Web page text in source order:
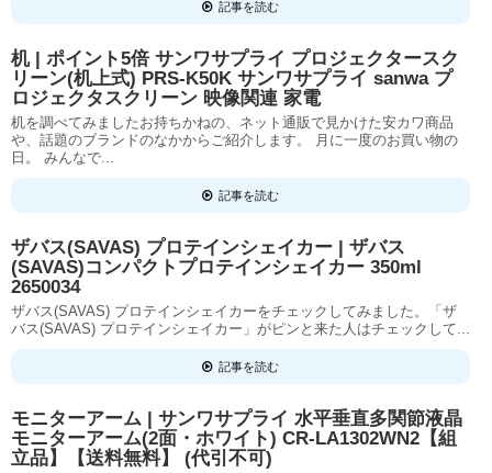
記事を読む
机 | ポイント5倍 サンワサプライ プロジェクタースク
リーン(机上式) PRS-K50K サンワサプライ sanwa プ
ロジェクタスクリーン 映像関連 家電
机を調べてみましたお持ちかねの、ネット通販で見かけた安カワ商品
や、話題のブランドのなかからご紹介します。 月に一度のお買い物の
日。 みんなで...
記事を読む
ザバス(SAVAS) プロテインシェイカー | ザバス
(SAVAS)コンパクトプロテインシェイカー 350ml
2650034
ザバス(SAVAS) プロテインシェイカーをチェックしてみました。「ザ
バス(SAVAS) プロテインシェイカー」がピンと来た人はチェックして...
記事を読む
モニターアーム | サンワサプライ 水平垂直多関節液晶
モニターアーム(2面・ホワイト) CR-LA1302WN2【組
立品】【送料無料】 (代引不可)